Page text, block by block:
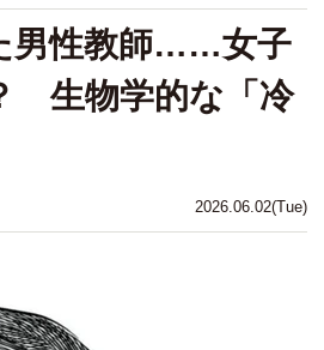
2026.06.02(Tue)
男性教師……女子
生物学的な「冷